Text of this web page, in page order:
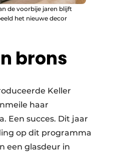
de voorbije jaren blijft
het nieuwe decor
brons
Keller
haar
Een succes. Dit jaar
op dit programma
een glasdeur in